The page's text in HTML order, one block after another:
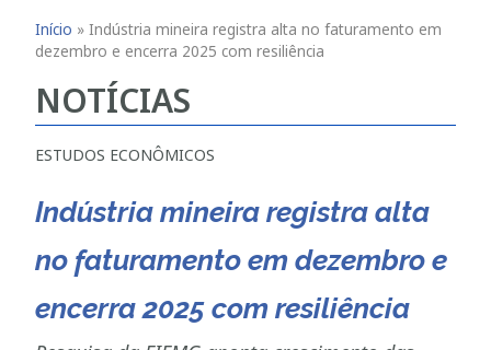
Início »Indústria mineira registra alta no faturamento em
dezembro e encerra 2025 com resiliência
NOTÍCIAS
ESTUDOS ECONÔMICOS
Indústria mineira registra alta
no faturamento em dezembro e
encerra 2025 com resiliência